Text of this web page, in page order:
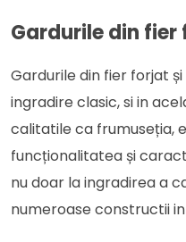
Gardurile din
Gardurile din fier forjat
ingradire clasic, si in
calitatile ca frumuseția,
funcționalitatea și
nu doar la ingradirea a
numeroase constructii